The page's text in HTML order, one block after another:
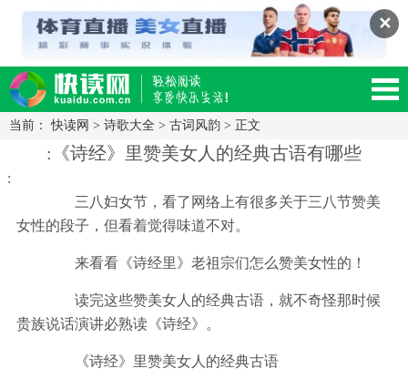
✕
读网-轻松阅读,快乐生活移动版
当前：快读网 > 诗歌大全 > 古词风韵 > 正文
:《诗经》里赞美女人的经典古语有哪些
:
三八妇女节，看了网络上有很多关于三八节赞美
女性的段子，但看着觉得味道不对。
来看看《诗经里》老祖宗们怎么赞美女性的！
读完这些赞美女人的经典古语，就不奇怪那时候
贵族说话演讲必熟读《诗经》。
《诗经》里赞美女人的经典古语